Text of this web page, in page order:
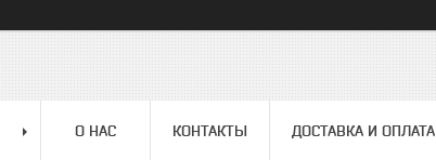
О НАС КОНТАКТЫ ДОСТАВКА И ОПЛАТА